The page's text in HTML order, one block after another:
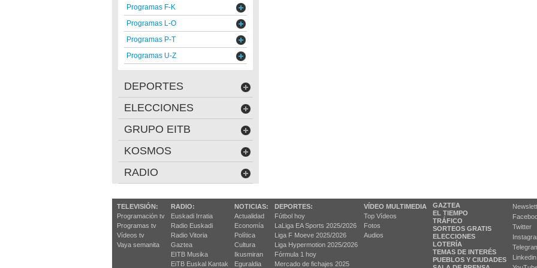
Programas F-K
Programas L-O
Programas P-T
Programas U-Z
DEPORTES
ELECCIONES
GRUPO EITB
KOSMOS
RADIO
TELEVISIÓN:
Programación tv
Programas tv
Vídeos tv
Vaya semanita
RADIO:
Euskadi Irratia
Radio Euskadi
Radio Vitoria
Gaztea
EITB Musika
EiTB Euskal Kantak
NOTICIAS:
Actualidad
Economía
Política
Cultura
Ikusmiran
Eguraldia
DEPORTES:
Fútbol hoy
LaLiga EA Sports 2025/2026
Liga F Moeve 2025/2026
Liga Hypermotion 2025/2026
Fórmula 1 hoy
Mercado de fichajes 2025
VÍDEO MULTIMEDIA
Top Vídeos
Fotos
Audios
GAZTEA
EL TIEMPO
TRÁFICO
SORTEOS GRATIS
ELECCIONES
LOTERÍA
TEMAS DE INTERÉS
PUEBLOS Y CIUDADES
Twitter
Linkedin